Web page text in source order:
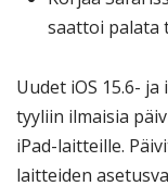
saattoi palata
Uudet iOS 15.6-
tyyliin ilmaisia
iPad-laitteille.
laitteiden